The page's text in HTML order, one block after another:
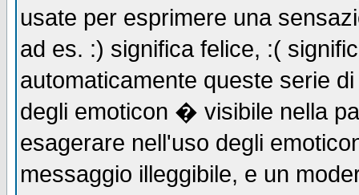
usate per esprimere una
ad es. :) significa felice, :(
automaticamente queste serie
degli emoticon � visibile nella
esagerare nell'uso degli
messaggio illeggibile, e un